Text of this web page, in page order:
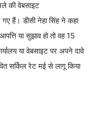
की वेबसाइट
हैं। डीसी नेहा सिंह ने कहा
या सुझाव हो तो वह 15
या वेबसाइट पर अपने दावे
सर्किल रेट मई से लागू किया